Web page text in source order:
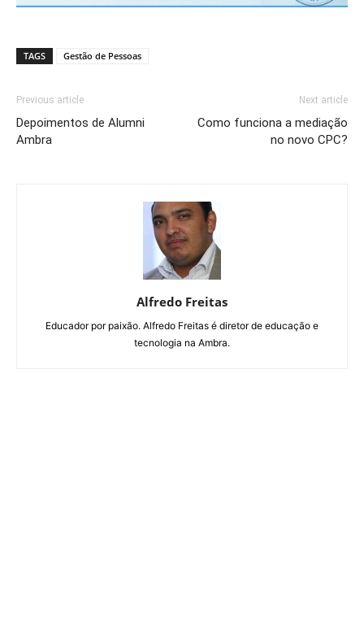
TAGS Gestão de Pessoas
Previous article
Depoimentos de Alumni
Ambra
Next article
Como funciona a mediação
no novo CPC?
Alfredo Freitas
Educador por paixão. Alfredo Freitas é diretor de educação e
tecnologia na Ambra.